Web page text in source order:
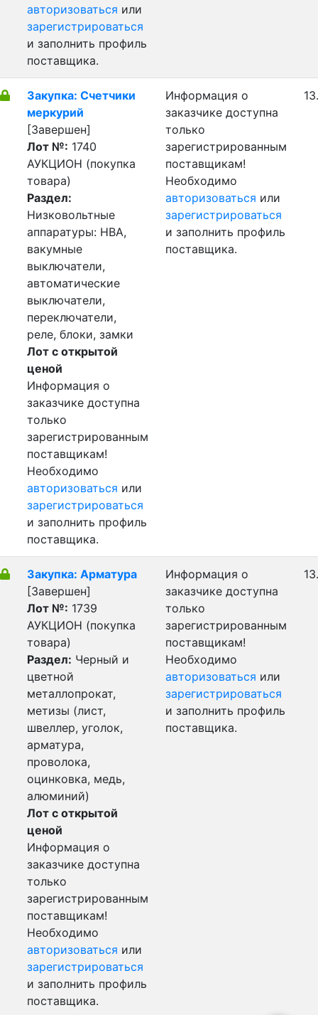
авторизоваться или
зарегистрироваться
и заполнить профиль
поставщика.
Закупка: Счетчики
меркурий
[Завершен]
Лот №: 1740
АУКЦИОН (покупка
товара)
Раздел:
Низковольтные
аппаратуры: НВА,
вакумные
выключатели,
автоматические
выключатели,
переключатели,
реле, блоки, замки
Лот с открытой
ценой
Информация о
заказчике доступна
только
зарегистрированным
поставщикам!
Необходимо
авторизоваться или
зарегистрироваться
и заполнить профиль
поставщика.
Информация о
заказчике доступна
только
зарегистрированным
поставщикам!
Необходимо
авторизоваться или
зарегистрироваться
и заполнить профиль
поставщика.
Закупка: Арматура
[Завершен]
Лот №: 1739
АУКЦИОН (покупка
товара)
Раздел: Черный и
цветной
металлопрокат,
метизы (лист,
швеллер, уголок,
арматура,
проволока,
оцинковка, медь,
алюминий)
Лот с открытой
ценой
Информация о
заказчике доступна
только
зарегистрированным
поставщикам!
Необходимо
авторизоваться или
зарегистрироваться
и заполнить профиль
поставщика.
Информация о
заказчике доступна
только
зарегистрированным
поставщикам!
Необходимо
авторизоваться или
зарегистрироваться
и заполнить профиль
поставщика.